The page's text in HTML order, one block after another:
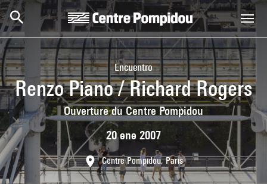
Skip to main content
Centre Pompidou
Encuentro
Renzo Piano / Richard Rogers
Ouverture du Centre Pompidou
20 ene 2007
Centre Pompidou, Paris